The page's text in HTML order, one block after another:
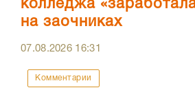
колледжа
на заочниках
07.08.2026 16:31
Комментарии